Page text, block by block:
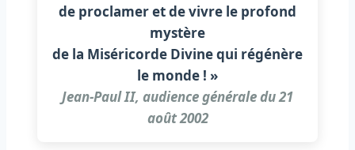
de proclamer et de vivre le profond
mystère
de la Miséricorde Divine qui régénère
le monde ! »
Jean-Paul II, audience générale du 21
août 2002